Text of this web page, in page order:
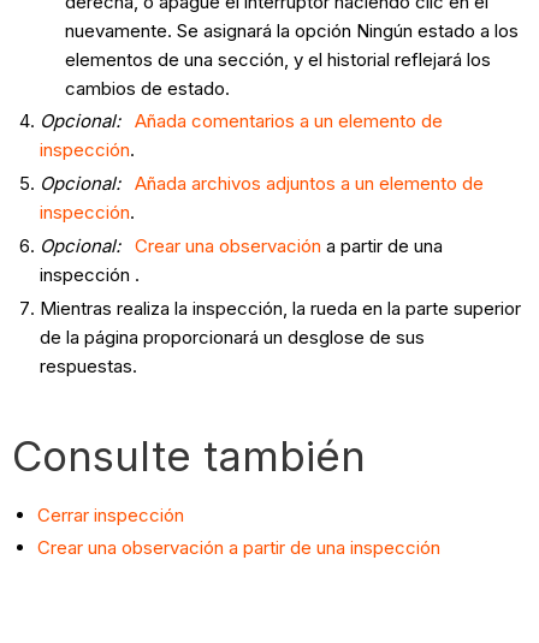
nuevamente. Se asignará la opción Ningún estado a los
elementos de una sección, y el historial reflejará los
cambios de estado.
Opcional:
Añada comentarios a un elemento de
inspección.
Opcional:
Añada archivos adjuntos a un elemento de
inspección.
Opcional: Crear una observación a partir de una
inspección .
Mientras realiza la inspección, la rueda en la parte superior
de la página proporcionará un desglose de sus
respuestas.
Consulte también
Cerrar inspección
Crear una observación a partir de una inspección